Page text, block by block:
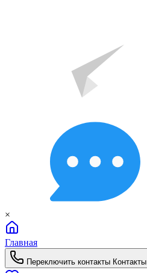
×
Главная
Переключить контакты Контакты